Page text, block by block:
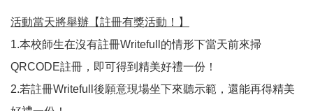
活動當天將舉辦【註冊有獎活動！】
1.本校師生在沒有註冊Writefull的情形下當天前來掃
QRCODE註冊，即可得到精美好禮一份！
2.若註冊Writefull後願意現場坐下來聽示範，還能再得精美